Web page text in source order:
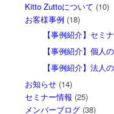
Kitto Zuttoについて (10)
お客様事例 (18)
【事例紹介】セミ
【事例紹介】個人
【事例紹介】法人
お知らせ(14)
セミナー情報 (25)
メンバーブログ(38)